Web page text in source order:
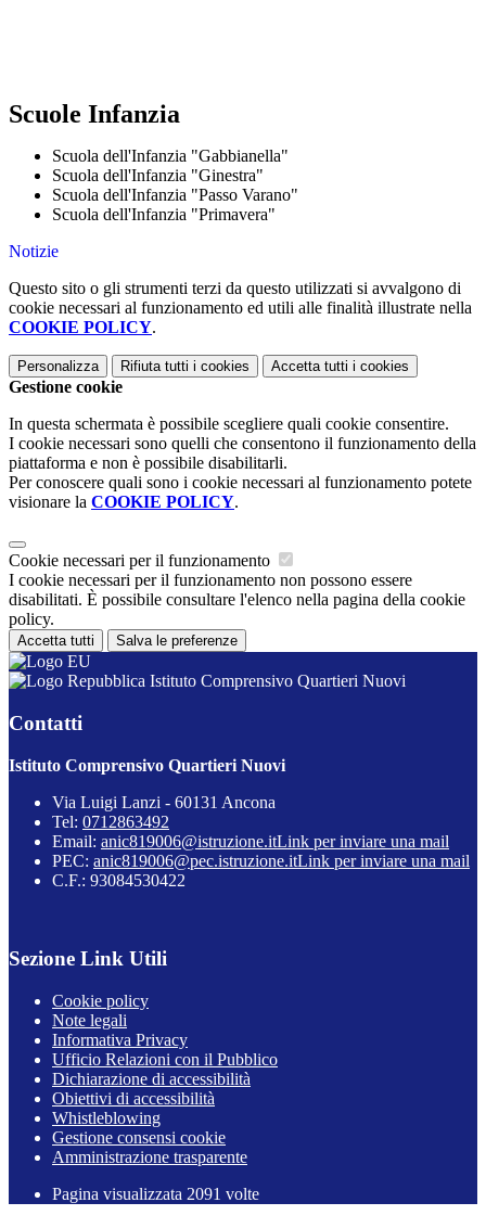
Scuole Infanzia
Scuola dell'Infanzia "Gabbianella"
Scuola dell'Infanzia "Ginestra"
Scuola dell'Infanzia "Passo Varano"
Scuola dell'Infanzia "Primavera"
Notizie
Questo sito o gli strumenti terzi da questo utilizzati si avvalgono di
cookie necessari al funzionamento ed utili alle finalità illustrate nella
COOKIE POLICY.
Personalizza Rifiuta tutti i cookies Accetta tutti i cookies
Gestione cookie
In questa schermata è possibile scegliere quali cookie consentire.
I cookie necessari sono quelli che consentono il funzionamento della
piattaforma e non è possibile disabilitarli.
Per conoscere quali sono i cookie necessari al funzionamento potete
visionare la COOKIE POLICY.
Cookie necessari per il funzionamento
I cookie necessari per il funzionamento non possono essere
disabilitati. È possibile consultare l'elenco nella pagina della cookie
policy.
Accetta tutti Salva le preferenze
Istituto Comprensivo Quartieri Nuovi
Contatti
Istituto Comprensivo Quartieri Nuovi
Via Luigi Lanzi - 60131 Ancona
Tel: 0712863492
Email: anic819006@istruzione.itLink per inviare una mail
PEC: anic819006@pec.istruzione.itLink per inviare una mail
C.F.: 93084530422
Sezione Link Utili
Cookie policy
Note legali
Informativa Privacy
Ufficio Relazioni con il Pubblico
Dichiarazione di accessibilità
Obiettivi di accessibilità
Whistleblowing
Gestione consensi cookie
Amministrazione trasparente
Pagina visualizzata 2091 volte